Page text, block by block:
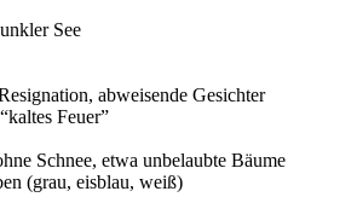
See
abweisende Gesichter
Feuer”
Schnee, etwa unbelaubte Bäume
(grau, eisblau, weiß)